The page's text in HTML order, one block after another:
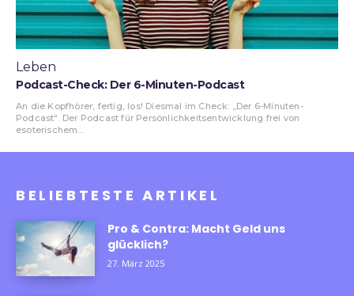
Leben
Podcast-Check: Der 6-Minuten-Podcast
An die Kopfhörer, fertig, los! Diesmal im Check: „Der 6-Minuten-
Podcast“. Der Podcast für Persönlichkeitsentwicklung frei von
esoterischem...
BELIEBTESTE ARTIKEL
Pro & Contra: Macht Geld uns
glücklich?
27. März 2025